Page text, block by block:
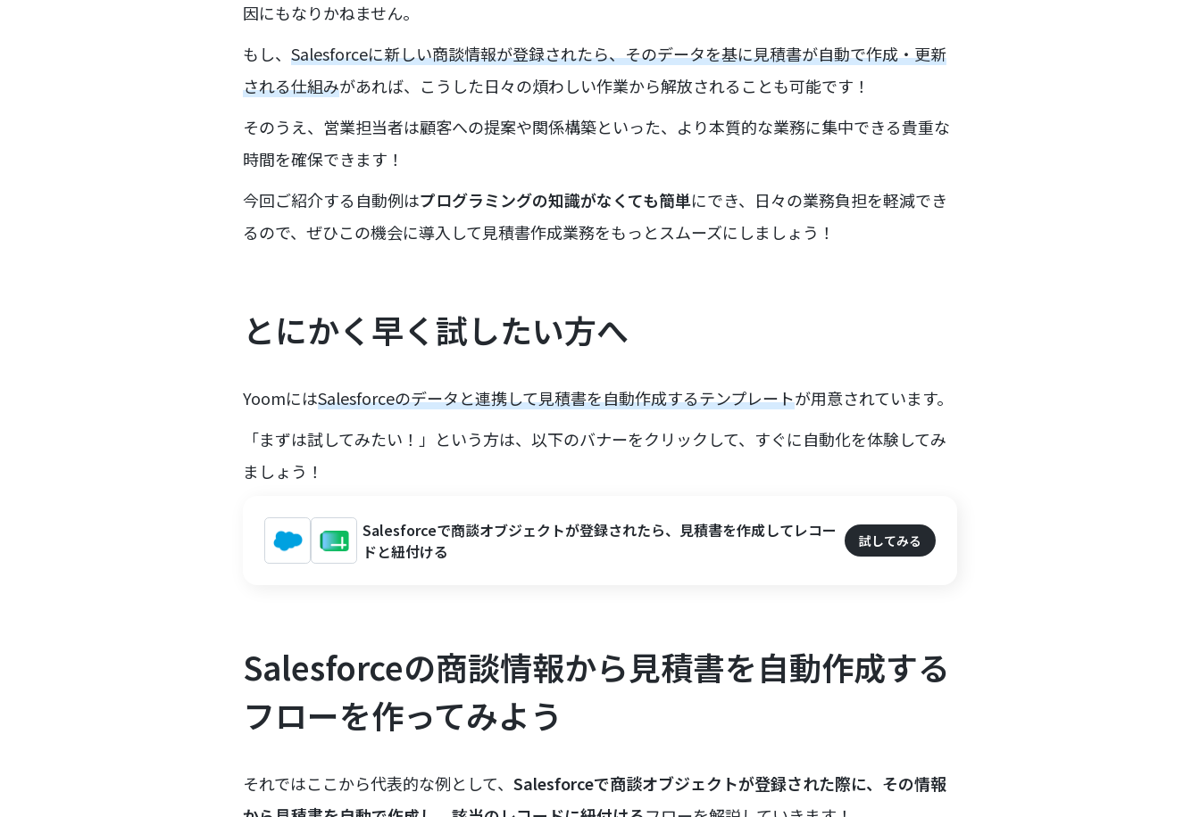
因にもなりかねません。
もし、 Salesforceに新しい商談情報が登録されたら、そのデータを基に見積書が自動で作成・更新
される仕組みがあれば、こうした日々の煩わしい作業から解放されることも可能です！
そのうえ、営業担当者は顧客への提案や関係構築といった、より本質的な業務に集中できる貴重な
時間を確保できます！
今回ご紹介する自動例はプログラミングの知識がなくても簡単にでき、日々の業務負担を軽減でき
るので、ぜひこの機会に導入して見積書作成業務をもっとスムーズにしましょう！
とにかく早く試したい方へ
YoomにはSalesforceのデータと連携して見積書を自動作成するテンプレートが用意されています。
「まずは試してみたい！」という方は、以下のバナーをクリックして、すぐに自動化を体験してみ
ましょう！
Salesforceで商談オブジェクトが登録されたら、見積書を作成してレコー
ドと紐付ける
試してみる
Salesforceの商談情報から見積書を自動作成する
フローを作ってみよう
それではここから代表的な例として、 Salesforceで商談オブジェクトが登録された際に、その情報